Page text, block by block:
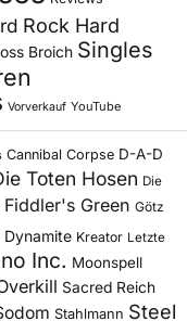
Rock Hard
Broich Singles
Vorverkauf YouTube
Cannibal Corpse D-A-D
Toten Hosen Die
Fiddler's Green Götz
Dynamite Kreator Letzte
Inc. Moonspell
Sacred Reich
Stahlmann Steel